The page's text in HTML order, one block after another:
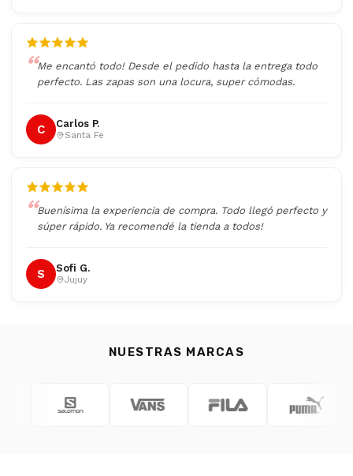
Me encantó todo! Desde el pedido hasta la entrega todo
perfecto. Las zapas son una locura, super cómodas.
C Carlos P.
Santa Fe
Buenísima la experiencia de compra. Todo llegó perfecto y
súper rápido. Ya recomendé la tienda a todos!
S Sofi G.
Jujuy
NUESTRAS MARCAS